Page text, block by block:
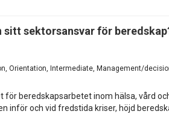
sektorsansvar för
Orientation, Intermediate, Management/
beredskapsarbetet inom hälsa, vård
inför och vid fredstida kriser, höjd